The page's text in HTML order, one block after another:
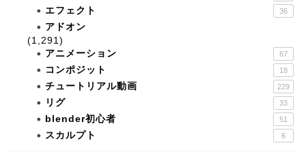
エフェクト 36
アドオン
(1,291)
アニメーション
67
コンポジット 18
チュートリアル動画 229
リグ 33
blender初心者 51
スカルプト 6